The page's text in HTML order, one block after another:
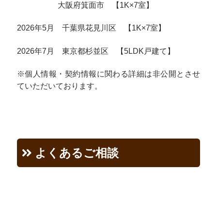
※「みんなのグルホを見た」
と必ずお伝えください。
大阪府箕面市 【1K×7室】
2026年5月 千葉県花見川区 【1K×7室】
2026年7月 東京都杉並区 【5LDK戸建て】
※個人情報・契約情報に関わる詳細は非公開とさせ
ていただいております。
よくあるご相談